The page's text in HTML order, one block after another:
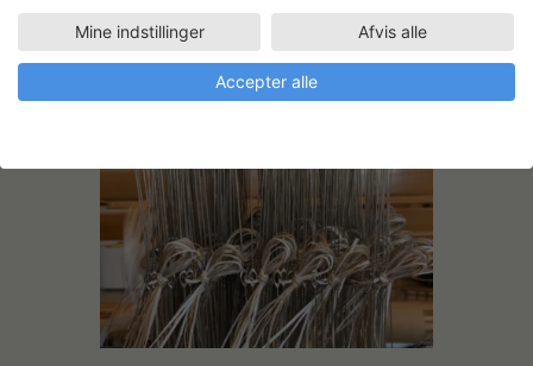
Mine indstillinger Afvis alle
Accepter alle